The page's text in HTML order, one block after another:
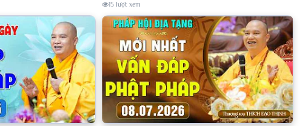
15 lượt xem